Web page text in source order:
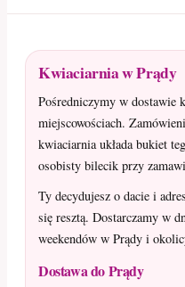
Kwiaciarnia w Prądy
Pośredniczymy w dostawie
miejscowościach.
kwiaciarnia układa bukiet
osobisty bilecik przy
Ty decydujesz o dacie i
się resztą. Dostarczamy w
weekendów w Prądy i
Dostawa do Prądy